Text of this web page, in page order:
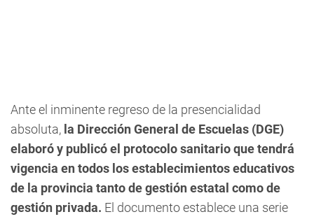
Ante el inminente regreso de la presencialidad
absoluta, la Dirección General de Escuelas (DGE)
elaboró y publicó el protocolo sanitario que tendrá
vigencia en todos los establecimientos educativos
de la provincia tanto de gestión estatal como de
gestión privada. El documento establece una serie